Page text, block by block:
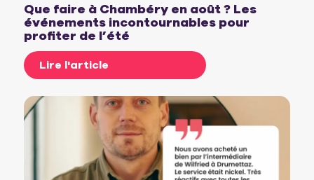
Que faire à Chambéry en août ? Les
événements incontournables pour
profiter de l’été
Lire l'article